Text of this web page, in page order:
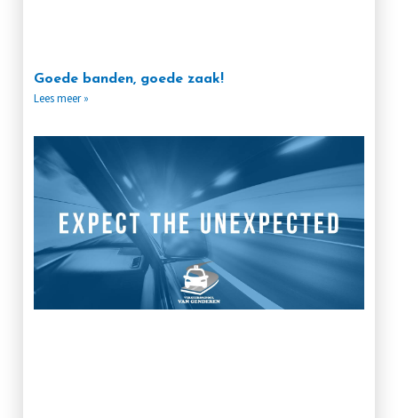
Goede banden, goede zaak!
Lees meer »